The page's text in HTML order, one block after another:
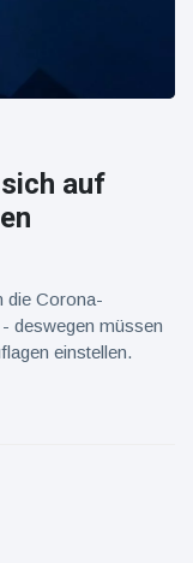
auf
die Corona-
deswegen müssen
einstellen.